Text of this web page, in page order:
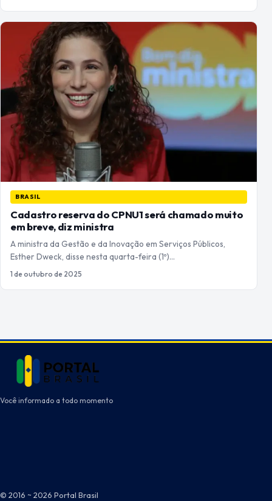
BRASIL
Cadastro reserva do CPNU1 será chamado muito
em breve, diz ministra
A ministra da Gestão e da Inovação em Serviços Públicos,
Esther Dweck, disse nesta quarta-feira (1º)…
1 de outubro de 2025
Você informado a todo momento
© 2016 ~ 2026 Portal Brasil